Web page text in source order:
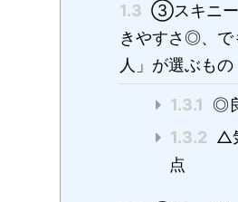
1.3 ③スキニー
きやすさ◎、で
人」が選ぶもの
1.3.1
◎
1.3.2 △
点